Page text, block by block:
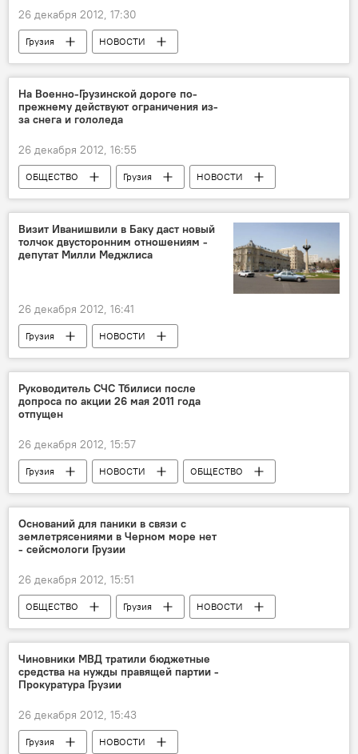
26 декабря 2012, 17:30
Грузия НОВОСТИ
На Военно-Грузинской дороге по-
прежнему действуют ограничения из-
за снега и гололеда
26 декабря 2012, 16:55
ОБЩЕСТВО Грузия НОВОСТИ
Визит Иванишвили в Баку даст новый
толчок двусторонним отношениям -
депутат Милли Меджлиса
26 декабря 2012, 16:41
Грузия НОВОСТИ
Руководитель СЧС Тбилиси после
допроса по акции 26 мая 2011 года
отпущен
26 декабря 2012, 15:57
Грузия НОВОСТИ ОБЩЕСТВО
Оснований для паники в связи с
землетрясениями в Черном море нет
- сейсмологи Грузии
26 декабря 2012, 15:51
ОБЩЕСТВО Грузия НОВОСТИ
Чиновники МВД тратили бюджетные
средства на нужды правящей партии -
Прокуратура Грузии
26 декабря 2012, 15:43
Грузия НОВОСТИ